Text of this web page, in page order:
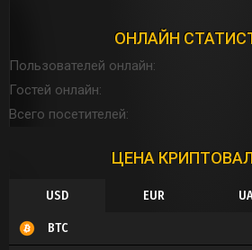
ОНЛАЙН
Пользователей онлайн
Гостей онлайн
Всего посетителей
ЦЕНА
USD EUR
BTC